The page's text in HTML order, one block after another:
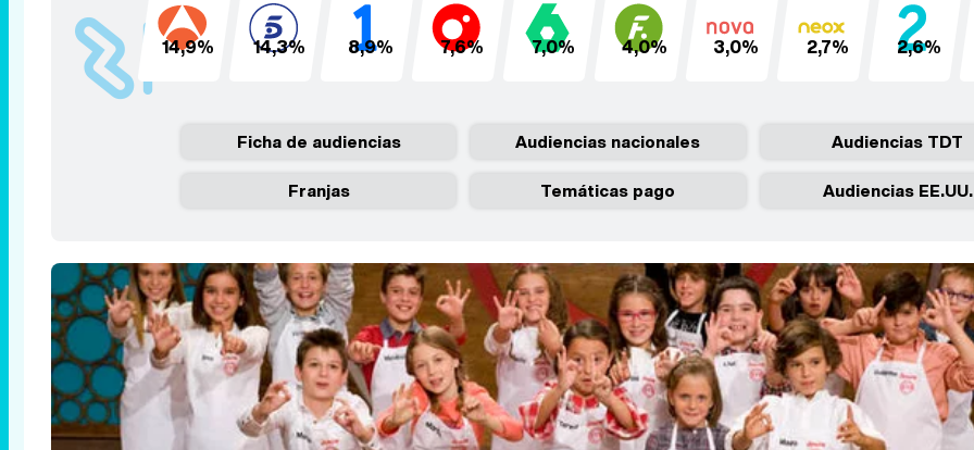
14,9% 14,3% 8,9% 7,6% 7,0% 4,0% 3,0% 2,7% 2,6%
Ficha de audiencias Audiencias nacionales Audiencias TDT
Franjas Temáticas pago Audiencias EE.UU.